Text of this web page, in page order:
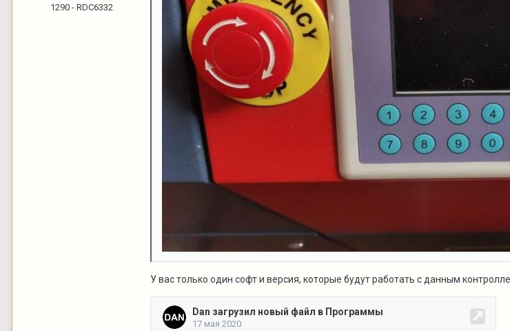
1290 - RDC6332
У вас только один софт и версия, которые будут работать с данным